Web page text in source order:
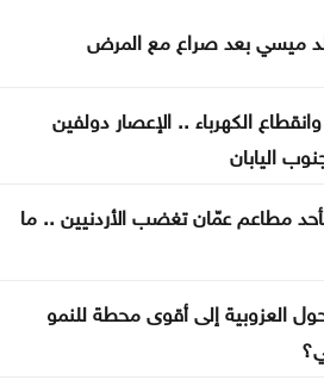
المركبات بالتزامن مع إعلان
نسف المنازل واستهداف خيام
الاحتلال يوسّع الاستيطان بإقرار 627 وحدة جديدة برام
الحكومة تطرح 100 فرصة استثمارية وتطوّر 3 مشاريع
ميسي بعد صراع مع المرض
الكهرباء .. الإعصار دولفين
اليابان
مطاعم عمّان تغضب الأردنيين .. ما
العزوبية إلى أقوى محطة للنمو